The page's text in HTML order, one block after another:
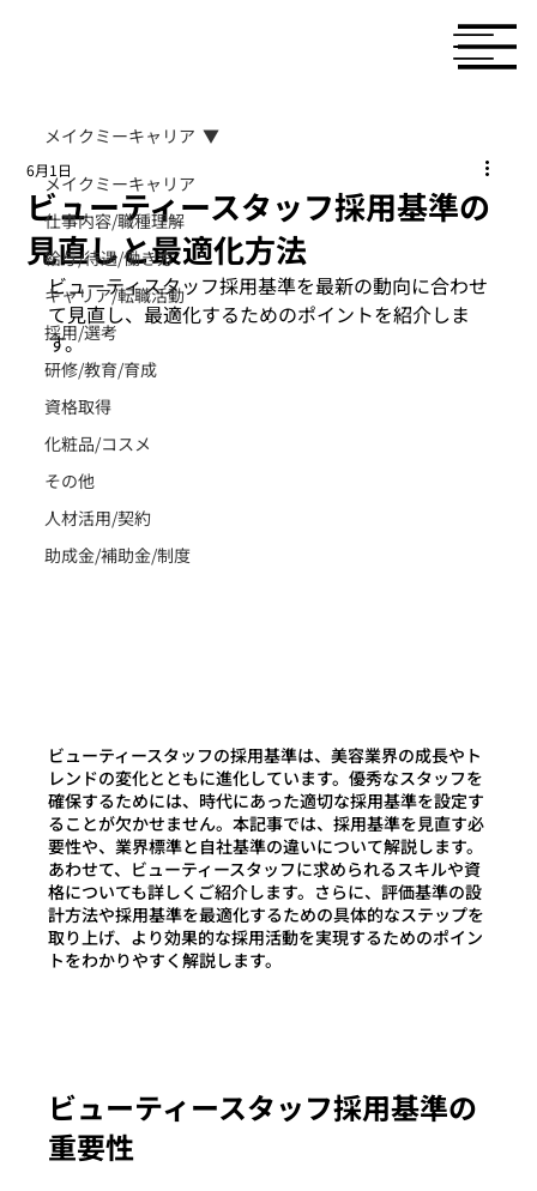
メイクミーキャリア
仕事内容/職種理解
給与/待遇/働き方
キャリア/転職活動
採用/選考
研修/教育/育成
資格取得
化粧品/コスメ
その他
人材活用/契約
助成金/補助金/制度
メイクミーキャリア
ビューティースタッフ採用基準の
見直しと最適化方法
6月1日
ビューティスタッフ採用基準を最新の動向に合わせ
て見直し、最適化するためのポイントを紹介しま
す。
ビューティースタッフの採用基準は、美容業界の成長やト
レンドの変化とともに進化しています。優秀なスタッフを
確保するためには、時代にあった適切な採用基準を設定す
ることが欠かせません。本記事では、採用基準を見直す必
要性や、業界標準と自社基準の違いについて解説します。
あわせて、ビューティースタッフに求められるスキルや資
格についても詳しくご紹介します。さらに、評価基準の設
計方法や採用基準を最適化するための具体的なステップを
取り上げ、より効果的な採用活動を実現するためのポイン
トをわかりやすく解説します。
ビューティースタッフ採用基準の
重要性